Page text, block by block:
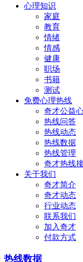
心理知识
家庭
教育
情绪
情感
健康
职场
书籍
测试
免费心理热线
奇才公益
热线问答
热线动态
热线数据
热线管理
奇才热线
关于我们
奇才简介
奇才动态
行业动态
联系我们
加入奇才
付款方式
热线数据